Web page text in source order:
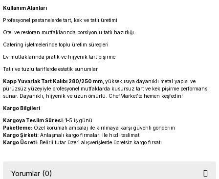
Kullanım Alanları
Profesyonel pastanelerde tart, kek ve tatlı üretimi
Otel ve restoran mutfaklarında porsiyonlu tatlı hazırlığı
Catering işletmelerinde toplu üretim süreçleri
Ev mutfaklarında pratik ve hijyenik tart pişirme
Tatlı ve tuzlu tariflerde estetik sunumlar
Kapp Yuvarlak Tart Kalıbı 280/250 mm, yüksek ısıya dayanıklı metal yapısı ve
pürüzsüz yüzeyiyle profesyonel mutfaklarda kusursuz tart ve kek pişirme performansı
sunar. Dayanıklı, hijyenik ve uzun ömürlü. ChefMarket’te hemen keşfedin!
Kargo Bilgileri
Kargoya Teslim Süresi: 1-5 iş günü
Paketleme: Özel korumalı ambalaj ile kırılmaya karşı güvenli gönderim
Kargo Şirketi: Anlaşmalı kargo firmaları ile hızlı teslimat
Kargo Ücreti: Belirli tutar üzeri alışverişlerde ücretsiz kargo fırsatı
Yorumlar (0)